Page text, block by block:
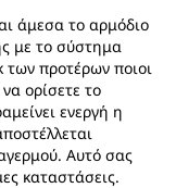
άμεσα το αρμόδιο
με το σύστημα
των προτέρων ποιοι
ορίσετε το
ενεργή η
Αυτό σας
καταστάσεις.